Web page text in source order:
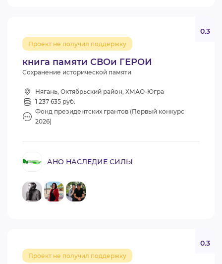
книга памяти СВОи ГЕРОИ
Проект не получил поддержку
0.3
Сохранение исторической памяти
Нягань, Октябрьский район, ХМАО-Югра
1 237 635 руб.
Фонд президентских грантов (Первый конкурс
2026)
АНО НАСЛЕДИЕ СИЛЫ
Проект не получил поддержку
0.3